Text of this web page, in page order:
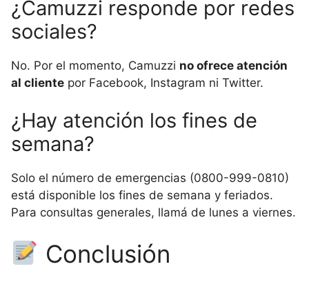
¿Camuzzi responde por redes
sociales?
No. Por el momento, Camuzzi no ofrece atención
al cliente por Facebook, Instagram ni Twitter.
¿Hay atención los fines de
semana?
Solo el número de emergencias (0800-999-0810)
está disponible los fines de semana y feriados.
Para consultas generales, llamá de lunes a viernes.
Conclusión